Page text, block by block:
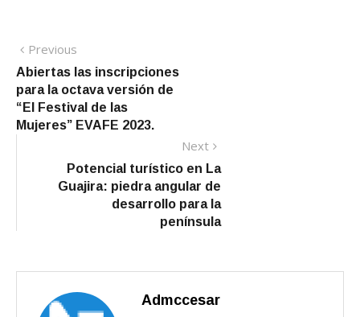
Navegación
de
entradas
Previous
post:
Abiertas las inscripciones
para la octava versión de
“El Festival de las
Mujeres” EVAFE 2023.
Next
post:
Potencial turístico en La
Guajira: piedra angular de
desarrollo para la
península
Admccesar